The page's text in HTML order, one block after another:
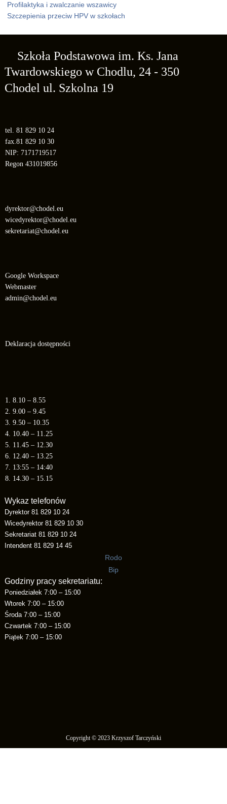
Profilaktyka i zwalczanie wszawicy
Szczepienia przeciw HPV w szkołach
Szkoła Podstawowa im. Ks. Jana
Twardowskiego w Chodlu, 24 - 350
Chodel ul. Szkolna 19
tel. 81 829 10 24
fax.81 829 10 30
NIP: 7171719517
Regon 431019856
dyrektor@chodel.eu
wicedyrektor@chodel.eu
sekretariat@chodel.eu
Google Workspace
Webmaster
admin@chodel.eu
Deklaracja dostępności
1. 8.10 – 8.55
2. 9.00 – 9.45
3. 9.50 – 10.35
4. 10.40 – 11.25
5. 11.45 – 12.30
6. 12.40 – 13.25
7. 13:55 – 14:40
8. 14.30 – 15.15
Wykaz telefonów
Dyrektor 81 829 10 24
Wicedyrektor 81 829 10 30
Sekretariat 81 829 10 24
Intendent 81 829 14 45
Rodo
Bip
Godziny pracy sekretariatu:
Poniedziałek 7:00 – 15:00
Wtorek 7:00 – 15:00
Środa 7:00 – 15:00
Czwartek 7:00 – 15:00
Piątek 7:00 – 15:00
Copyright © 2023 Krzyszof Tarczyński